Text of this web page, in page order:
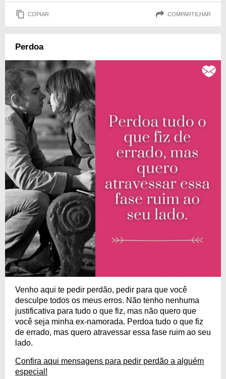
COPIAR COMPARTILHAR
Perdoa
Venho aqui te pedir perdão, pedir para que você
desculpe todos os meus erros. Não tenho nenhuma
justificativa para tudo o que fiz, mas não quero que
você seja minha ex-namorada. Perdoa tudo o que fiz
de errado, mas quero atravessar essa fase ruim ao seu
lado.
Confira aqui mensagens para pedir perdão a alguém
especial!